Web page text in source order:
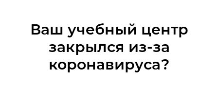
Ваш учебный центр
закрылся из-за
коронавируса?